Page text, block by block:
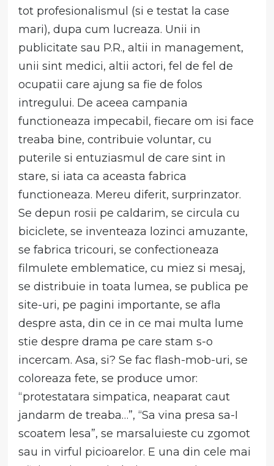
tot profesionalismul (si e testat la case
mari), dupa cum lucreaza. Unii in
publicitate sau P.R., altii in management,
unii sint medici, altii actori, fel de fel de
ocupatii care ajung sa fie de folos
intregului. De aceea campania
functioneaza impecabil, fiecare om isi face
treaba bine, contribuie voluntar, cu
puterile si entuziasmul de care sint in
stare, si iata ca aceasta fabrica
functioneaza. Mereu diferit, surprinzator.
Se depun rosii pe caldarim, se circula cu
biciclete, se inventeaza lozinci amuzante,
se fabrica tricouri, se confectioneaza
filmulete emblematice, cu miez si mesaj,
se distribuie in toata lumea, se publica pe
site-uri, pe pagini importante, se afla
despre asta, din ce in ce mai multa lume
stie despre drama pe care stam s-o
incercam. Asa, si? Se fac flash-mob-uri, se
coloreaza fete, se produce umor:
“protestatara simpatica, neaparat caut
jandarm de treaba…”, “Sa vina presa sa-I
scoatem lesa”, se marsaluieste cu zgomot
sau in virful picioarelor. E una din cele mai